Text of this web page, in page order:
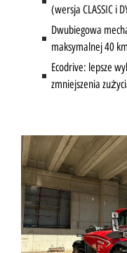
(wersja CLASSIC i
Dwubiegowa
maksymalnej 40
Ecodrive: lepsze
zmniejszenia